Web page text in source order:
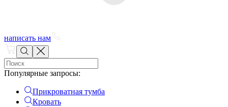
написать нам
Популярные запросы:
Прикроватная тумба
Кровать